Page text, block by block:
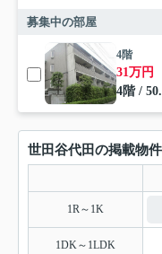
募集中の部屋
4階
31万円
4階 /
世田谷代田の掲載物
1R～1K
1DK～1LDK